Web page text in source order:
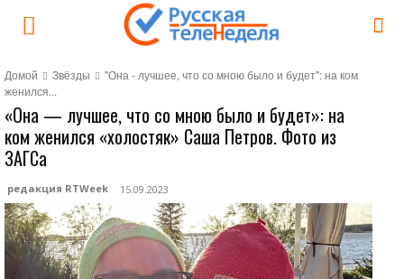
Домой Звёзды
"Она - лучшее, что со мною было и будет": на ком
женился...
«Она — лучшее, что со мною было и будет»: на
ком женился «холостяк» Саша Петров. Фото из
ЗАГСа
редакция RTWeek 15.09.2023